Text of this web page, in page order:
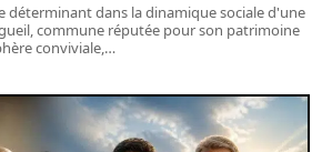
déterminant dans la dinamique sociale d'une
commune réputée pour son patrimoine
conviviale, …